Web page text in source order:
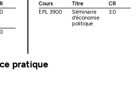
Cours Titre
CR
EPL 3900
Séminaire
d'économie
politique
3.0
pratique